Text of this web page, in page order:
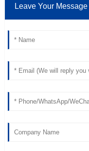
Leave Your Message